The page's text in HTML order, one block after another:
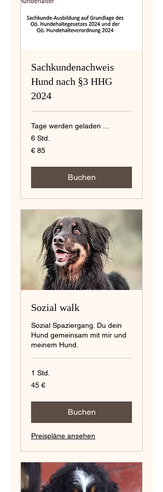
Sachkundenachweis
Hund nach §3 HHG
2024
Tage werden geladen ...
6 Std.
85
Euro
€ 85
Buchen
Sozial walk
Sozial Spaziergang. Du dein
Hund gemeinsam mit mir und
meinem Hund.
1 Std.
45
€
45 €
Buchen
Preispläne ansehen